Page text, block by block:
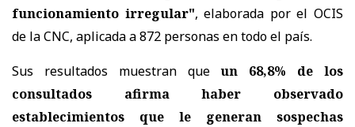
funcionamiento irregular", elaborada por el OCIS
de la CNC, aplicada a 872 personas en todo el país.
Sus resultados muestran queun 68,8% de los
consultados afirma haber observado
establecimientos que le generan sospechas